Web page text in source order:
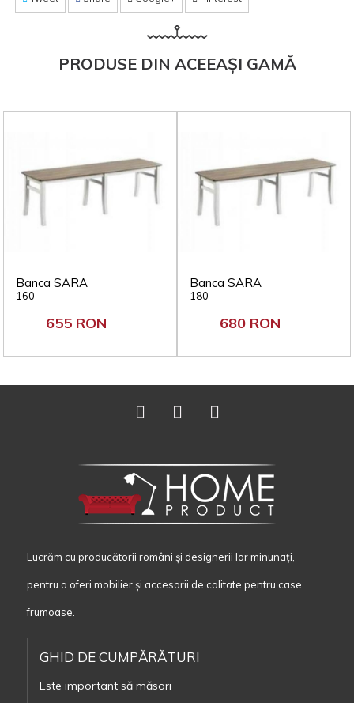
PRODUSE DIN ACEEAȘI GAMĂ
Banca SARA
160
655 RON
Banca SARA
180
680 RON
Lucrăm cu producătorii români și designerii lor minunați,
pentru a oferi mobilier și accesorii de calitate pentru case
frumoase.
GHID DE CUMPĂRĂTURI
Este important să măsori